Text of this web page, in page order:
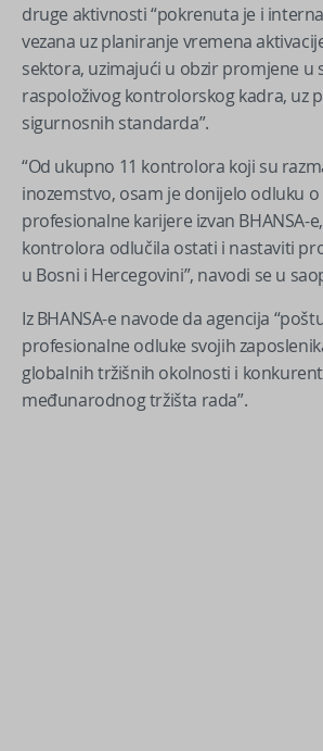
druge aktivnosti “pokrenuta je i
vezana uz planiranje vremena
sektora, uzimajući u obzir promjene u
raspoloživog kontrolorskog kadra, uz
sigurnosnih standarda”.
“Od ukupno 11 kontrolora koji su
inozemstvo, osam je donijelo odluku
profesionalne karijere izvan BHANSA-
kontrolora odlučila ostati i nastaviti
u Bosni i Hercegovini”, navodi se u
Iz BHANSA-e navode da agencija
profesionalne odluke svojih
globalnih tržišnih okolnosti i
međunarodnog tržišta rada”.